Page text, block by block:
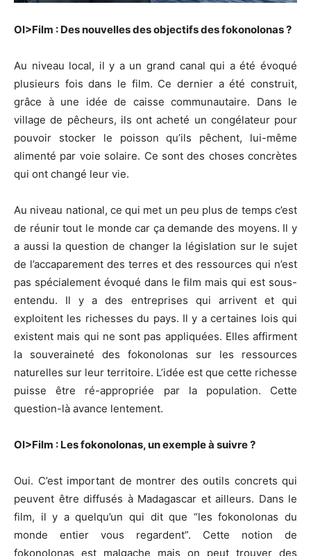
OI>Film : Des nouvelles des objectifs des fokonolonas ?
Au niveau local, il y a un grand canal qui a été évoqué
plusieurs fois dans le film. Ce dernier a été construit,
grâce à une idée de caisse communautaire. Dans le
village de pêcheurs, ils ont acheté un congélateur pour
pouvoir stocker le poisson qu’ils pêchent, lui-même
alimenté par voie solaire. Ce sont des choses concrètes
qui ont changé leur vie.
Au niveau national, ce qui met un peu plus de temps c’est
de réunir tout le monde car ça demande des moyens. Il y
a aussi la question de changer la législation sur le sujet
de l’accaparement des terres et des ressources qui n’est
pas spécialement évoqué dans le film mais qui est sous-
entendu. Il y a des entreprises qui arrivent et qui
exploitent les richesses du pays. Il y a certaines lois qui
existent mais qui ne sont pas appliquées. Elles affirment
la souveraineté des fokonolonas sur les ressources
naturelles sur leur territoire. L’idée est que cette richesse
puisse être ré-appropriée par la population. Cette
question-là avance lentement.
OI>Film : Les fokonolonas, un exemple à suivre ?
Oui. C’est important de montrer des outils concrets qui
peuvent être diffusés à Madagascar et ailleurs. Dans le
film, il y a quelqu’un qui dit que “les fokonolonas du
monde entier vous regardent”. Cette notion de
fokonolonas est malgache mais on peut trouver des